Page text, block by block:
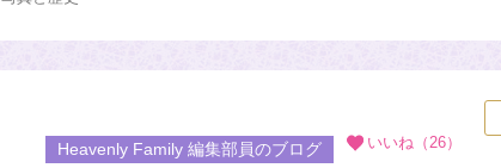
Heavenly Family 編集部員のブログ
いいね（26）